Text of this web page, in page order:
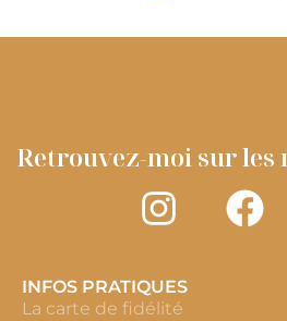
Retrouvez-moi sur les
INFOS PRATIQUES
La carte de fidélité